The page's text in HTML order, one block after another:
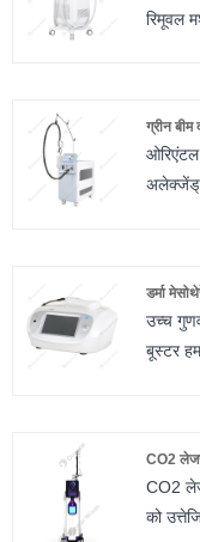
रिमूवल
इसे
बाल-
ग्रीन बीम
सीई
13485
डर्मा
उच्च
बूस्टर
एसिड
हो
CO2
CO2
को